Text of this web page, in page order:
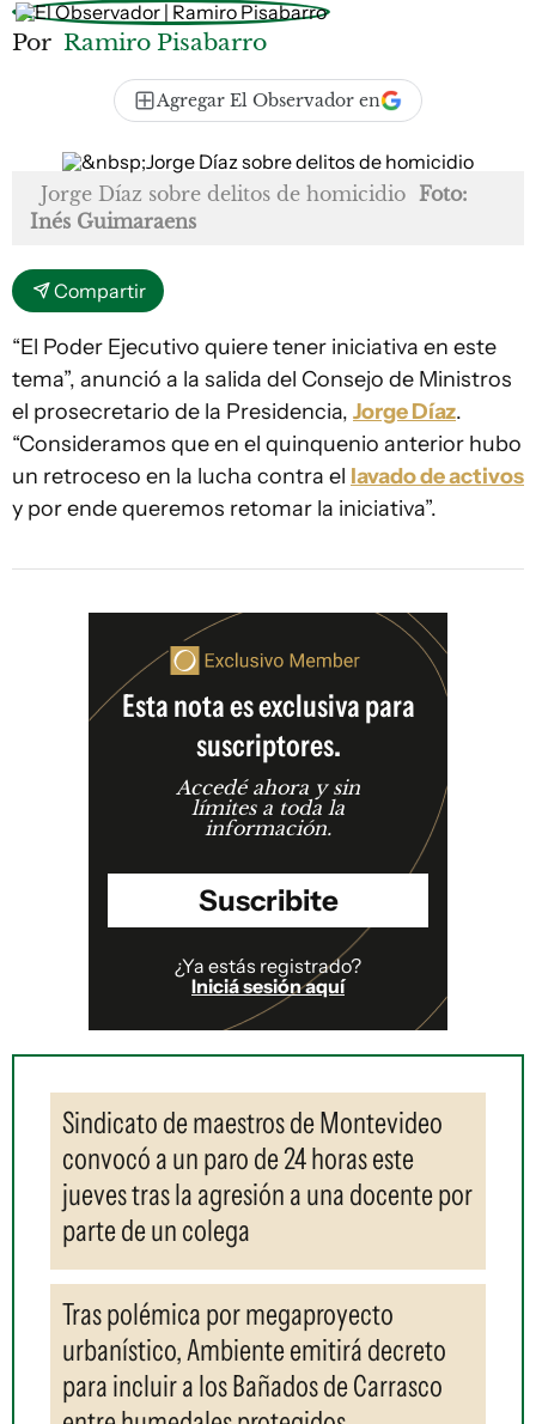
Por Ramiro Pisabarro
Agregar El Observador en
Jorge Díaz sobre delitos de homicidio Foto:
Inés Guimaraens
Compartir
“El Poder Ejecutivo quiere tener iniciativa en este
tema”, anunció a la salida del Consejo de Ministros
el prosecretario de la Presidencia, Jorge Díaz.
“Consideramos que en el quinquenio anterior hubo
un retroceso en la lucha contra el lavado de activos
y por ende queremos retomar la iniciativa”.
Esta nota es exclusiva para
suscriptores.
Accedé ahora y sin
límites a toda la
información.
Suscribite
¿Ya estás registrado?
Iniciá sesión aquí
Sindicato de maestros de Montevideo
convocó a un paro de 24 horas este
jueves tras la agresión a una docente por
parte de un colega
Tras polémica por megaproyecto
urbanístico, Ambiente emitirá decreto
para incluir a los Bañados de Carrasco